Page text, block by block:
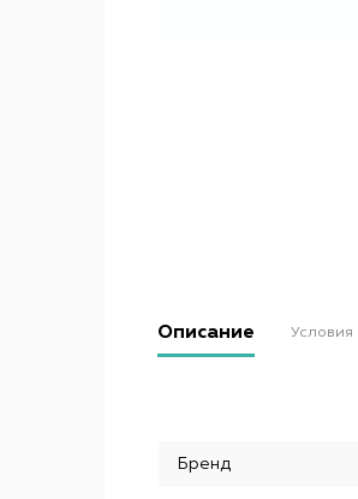
Описание Условия
Бренд